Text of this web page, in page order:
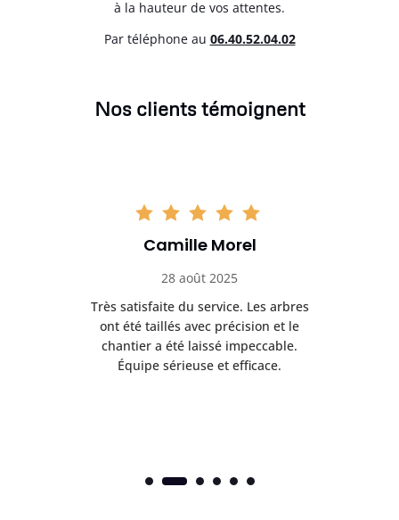
à la hauteur de vos attentes.
Par téléphone au 06.40.52.04.02
Nos clients témoignent
Camille Morel
28 août 2025
Très satisfaite du service. Les arbres
ont été taillés avec précision et le
chantier a été laissé impeccable.
Équipe sérieuse et efficace.